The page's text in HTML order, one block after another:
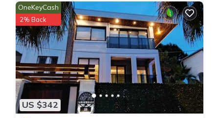
US $342
OneKeyCash
2% Back